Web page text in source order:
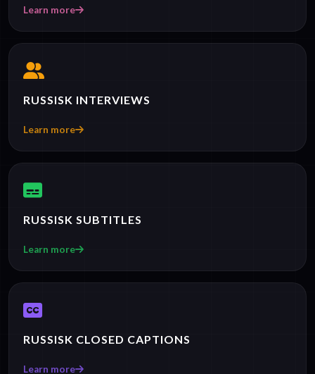
Learn more
RUSSISK INTERVIEWS
Learn more
RUSSISK SUBTITLES
Learn more
RUSSISK CLOSED CAPTIONS
Learn more